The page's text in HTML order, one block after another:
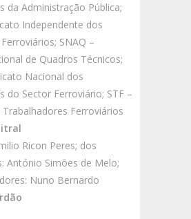
da Administração Pública;
Independente dos
SNAQ –
de Quadros Técnicos;
Nacional dos
do Sector Ferroviário; STF –
Ferroviários
Ricon Peres; dos
António Simões de Melo;
Nuno Bernardo